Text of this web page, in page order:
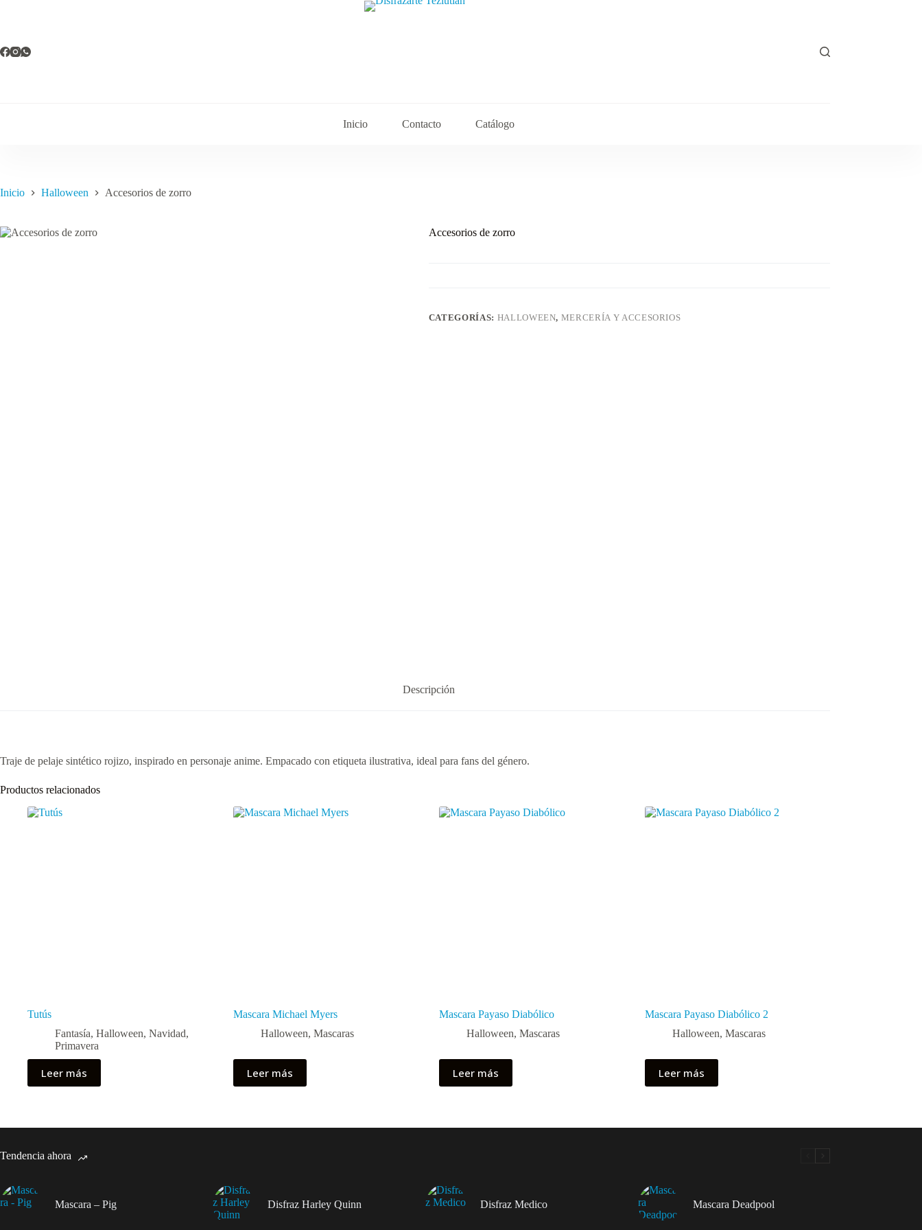
Inicio Contacto Catálogo
Inicio Halloween Accesorios de zorro
Accesorios de zorro
CATEGORÍAS: HALLOWEEN, MERCERÍA Y ACCESORIOS
Descripción
Traje de pelaje sintético rojizo, inspirado en personaje anime. Empacado con etiqueta ilustrativa, ideal para fans del género.
Productos relacionados
Tutús
Fantasía, Halloween, Navidad,
Primavera
Leer más
Mascara Michael Myers
Halloween, Mascaras
Leer más
Mascara Payaso Diabólico
Halloween, Mascaras
Leer más
Mascara Payaso Diabólico 2
Halloween, Mascaras
Leer más
Tendencia ahora
Mascara – Pig Disfraz Harley Quinn Disfraz Medico Mascara Deadpool